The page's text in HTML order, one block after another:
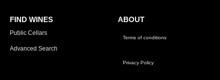
FIND WINES
Public Cellars
Advanced Search
ABOUT
Terms of conditions
Privacy Policy